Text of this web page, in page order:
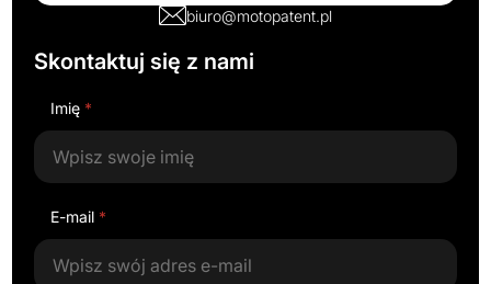
biuro@motopatent.pl
Skontaktuj się z nami
Imię *
E-mail *